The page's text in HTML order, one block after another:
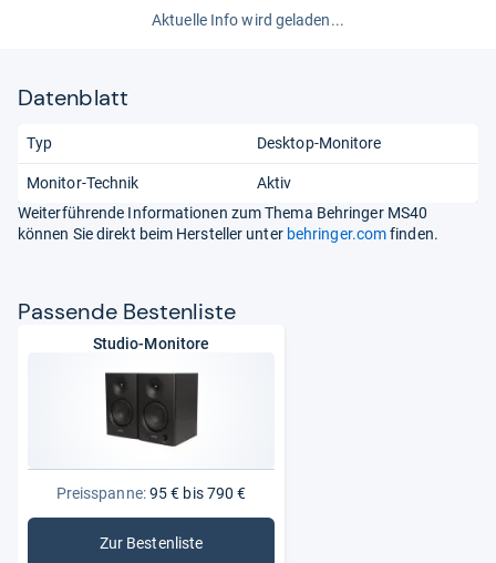
Aktuelle Info wird geladen...
Datenblatt
Typ Desktop-Monitore
Monitor-Technik
Aktiv
Weiterführende Informationen zum Thema Behringer MS40
können Sie direkt beim Hersteller unter behringer.comfinden.
Pas­sende Bes­ten­liste
Studio-Monitore
Preisspanne:95 € bis 790 €
Zur Bestenliste: Studio-Monitore